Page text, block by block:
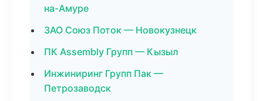
на-Амуре
ЗАО Союз Поток — Новокузнецк
ПК Assembly Групп — Кызыл
Инжиниринг Групп Пак —
Петрозаводск